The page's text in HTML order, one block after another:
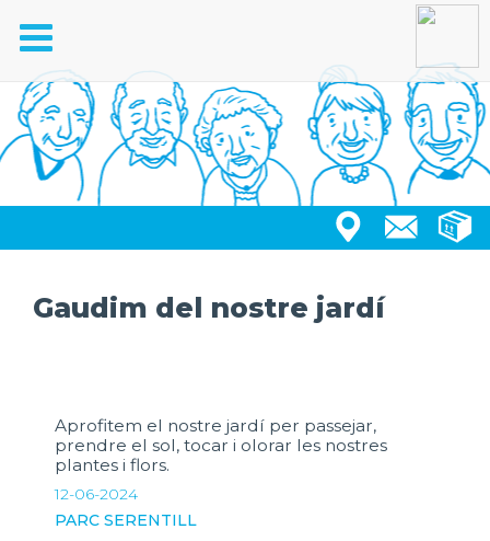
Toggle
navigation
Gaudim del nostre jardí
Aprofitem el nostre jardí per passejar,
prendre el sol, tocar i olorar les nostres
plantes i flors.
12-06-2024
PARC SERENTILL